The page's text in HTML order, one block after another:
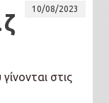
10/08/2023
στις